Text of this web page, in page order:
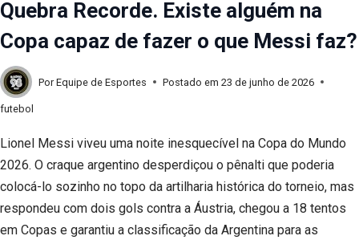
Quebra Recorde. Existe alguém na
Copa capaz de fazer o que Messi faz?
Por Equipe de Esportes Postado em 23 de junho de 2026
futebol
Lionel Messi viveu uma noite inesquecível na Copa do Mundo
2026. O craque argentino desperdiçou o pênalti que poderia
colocá-lo sozinho no topo da artilharia histórica do torneio, mas
respondeu com dois gols contra a Áustria, chegou a 18 tentos
em Copas e garantiu a classificação da Argentina para as